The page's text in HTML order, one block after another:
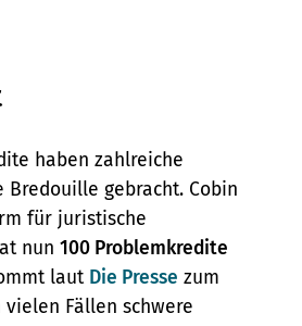
haben zahlreiche
Bredouille gebracht. Cobin
für juristische
nun 100 Problemkredite
laut Die Presse zum
vielen Fällen schwere